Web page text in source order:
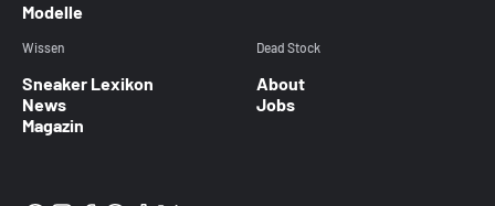
Modelle
Wissen
Sneaker Lexikon
News
Magazin
Dead Stock
About
Jobs